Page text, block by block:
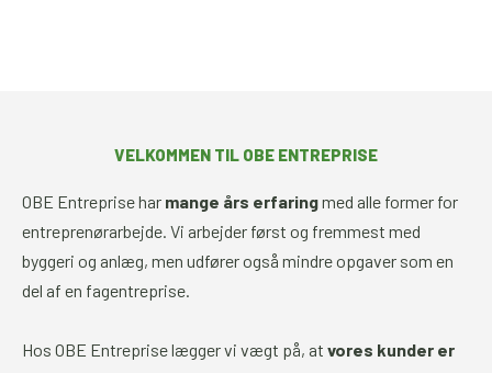
VELKOMMEN TIL ​OBE ENTREPRISE
OBE Entreprise har mange års erfaringmed alle former for
entreprenørarbejde. Vi arbejder først og fremmest med
byggeri og anlæg, men udfører også mindre opgaver som en
del af en fagentreprise.
Hos OBE Entreprise lægger vi vægt på, at vores kunder er